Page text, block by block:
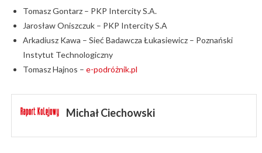
Tomasz Gontarz – PKP Intercity S.A.
Jarosław Oniszczuk – PKP Intercity S.A
Arkadiusz Kawa – Sieć Badawcza Łukasiewicz – Poznański
Instytut Technologiczny
Tomasz Hajnos – e-podróżnik.pl
Michał Ciechowski